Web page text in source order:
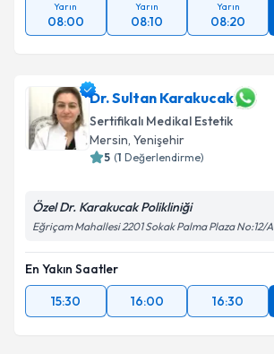
Yarın
08:00
Yarın
08:10
Yarın
08:20
Dr. Sultan Karakucak
Sertifikalı Medikal Estetik
Mersin, Yenişehir
5 (1 Değerlendirme)
Özel Dr. Karakucak Polikliniği
Eğriçam Mahallesi 2201 Sokak Palma Plaza No:12/A
En Yakın Saatler
15:30
16:00 16:30